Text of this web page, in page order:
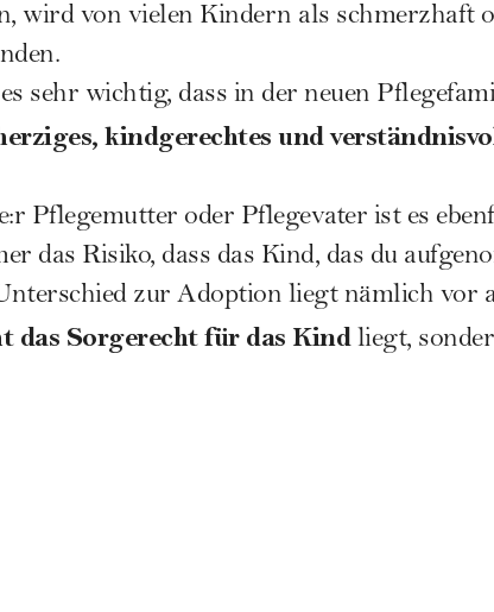
wird von vielen Kindern als schmerzhaft
sehr wichtig, dass in der neuen
kindgerechtes und
Pflegemutter oder Pflegevater ist es
das Risiko, dass das Kind, das du
zur Adoption liegt nämlich vor
das Sorgerecht für das Kindliegt,